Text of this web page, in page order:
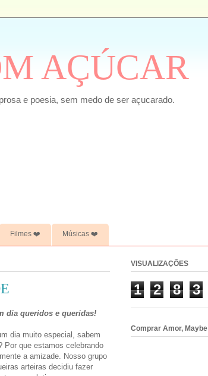
AÇÚCAR
e poesia, sem medo de ser açucarado.
Filmes ❤️ Músicas ❤️
dia queridos e queridas!
dia muito especial, sabem
Por que estamos celebrando
a amizade. Nosso grupo
arteiras decidiu fazer
VISUALIZAÇÕES
1 2 8 3
Comprar Amor, Maybe